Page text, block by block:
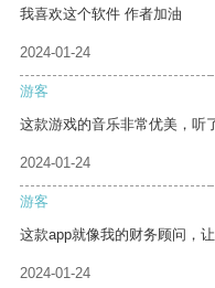
我喜欢这个软件 作者加油
2024-01-24
游客
这款游戏的音乐非常优美，听
2024-01-24
游客
这款app就像我的财务顾问，
2024-01-24